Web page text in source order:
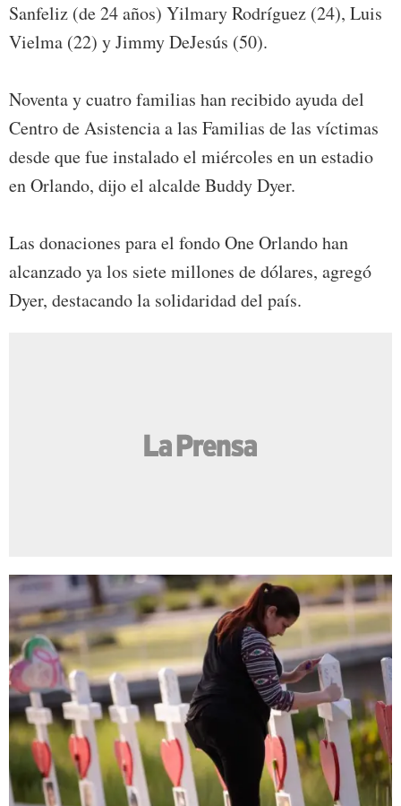
Sanfeliz (de 24 años) Yilmary Rodríguez (24), Luis
Vielma (22) y Jimmy DeJesús (50).
Noventa y cuatro familias han recibido ayuda del
Centro de Asistencia a las Familias de las víctimas
desde que fue instalado el miércoles en un estadio
en Orlando, dijo el alcalde Buddy Dyer.
Las donaciones para el fondo One Orlando han
alcanzado ya los siete millones de dólares, agregó
Dyer, destacando la solidaridad del país.